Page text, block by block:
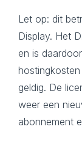
Let op: dit
Display. Het
en is
geldig. De
weer een
abonnement